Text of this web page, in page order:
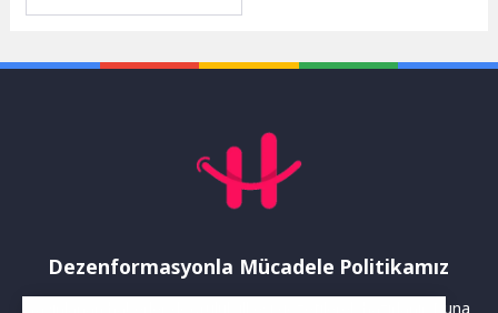
Dezenformasyonla Mücadele Politikamız
Yayınlanan haberler doğruluk ilkesi gözetilerek hazırlanır. Buna